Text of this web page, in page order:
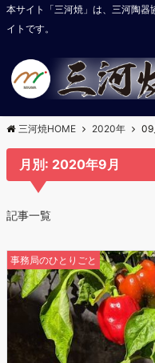
本サイト「三河焼」は、三河陶
イトです。
三河焼HOME 2020年 09
月別: 2020年9月
記事一覧
事務局のひとりごと